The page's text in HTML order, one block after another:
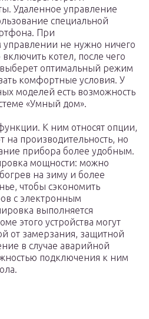
Удаленное управление
специальной
При
управлении не нужно ничего
включить котел, после чего
оптимальный режим
комфортные условия. У
моделей есть возможность
«Умный дом».
К ним относят опции,
на производительность, но
прибора более удобным.
мощности: можно
на зиму и более
чтобы сэкономить
с электронным
выполняется
этого устройства могут
от замерзания, защитной
в случае аварийной
подключения к ним